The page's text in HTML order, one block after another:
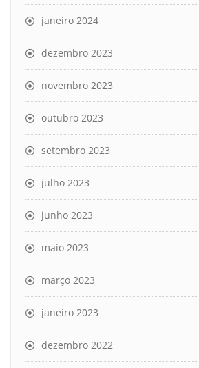
janeiro 2024
dezembro 2023
novembro 2023
outubro 2023
setembro 2023
julho 2023
junho 2023
maio 2023
março 2023
janeiro 2023
dezembro 2022